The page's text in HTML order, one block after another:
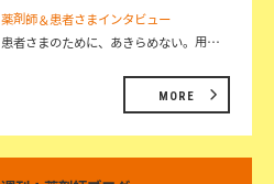
薬剤師＆患者さまインタビュー
患者さまのために、あきらめない。用…
MORE